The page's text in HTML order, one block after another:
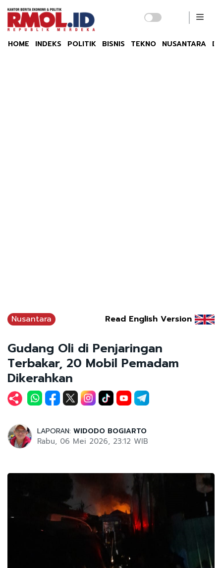
HOME INDEKS POLITIK BISNIS TEKNO NUSANTARA
Nusantara Read English Version
Gudang Oli di Penjaringan
Terbakar, 20 Mobil Pemadam
Dikerahkan
LAPORAN: WIDODO BOGIARTO
Rabu, 06 Mei 2026, 23:12 WIB